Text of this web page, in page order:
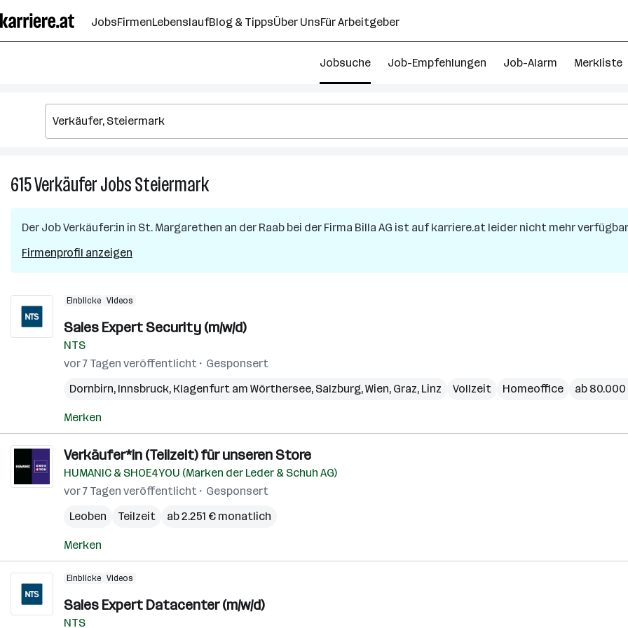
Seiteninhalt
springen
JobsFirmenLebenslaufBlog & TippsÜber UnsFür Arbeitgeber
Jobsuche Job-Empfehlungen Job-Alarm Merkliste
615VerkäuferJobsSteiermark615
in
Der JobVerkäufer:in in St. Margarethen an der Raab bei der Firma Billa AG ist auf karriere.at leider nicht mehr
Firmenprofil anzeigen
Einblicke Videos
Sales Expert Security (m/w/d)
NTS
vor 7 Tagen veröffentlicht
Gesponsert
Dornbirn, Innsbruck, Klagenfurt am Wörthersee, Salzburg,Wien, Graz, Linz Vollzeit Homeoffice ab
Merken
Verkäufer*in (Teilzeit) für unseren Store
HUMANIC & SHOE4YOU (Marken der Leder & Schuh AG)
vor 7 Tagen veröffentlicht
Gesponsert
Leoben
Teilzeit ab 2.251 € monatlich
Merken
Einblicke Videos
Sales Expert Datacenter (m/w/d)
NTS